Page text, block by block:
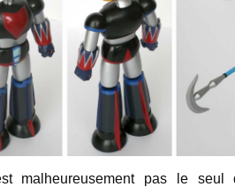
malheureusement pas le